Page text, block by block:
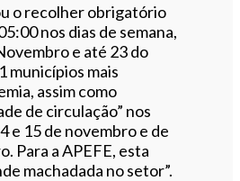
o recolher obrigatório
nos dias de semana,
e até 23 do
municípios mais
assim como
de circulação” nos
e 15 de novembro e de
Para a APEFE, esta
machadada no setor”.